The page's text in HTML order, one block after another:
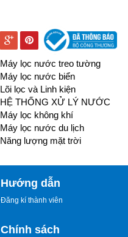
Máy lọc nước treo tường
Máy lọc nước biển
Lõi lọc và Linh kiện
HỆ THỐNG XỬ LÝ NƯỚC
Máy lọc không khí
Máy lọc nước du lịch
Năng lượng mặt trời
Hướng dẫn
Đăng kí thành viên
Chính sách